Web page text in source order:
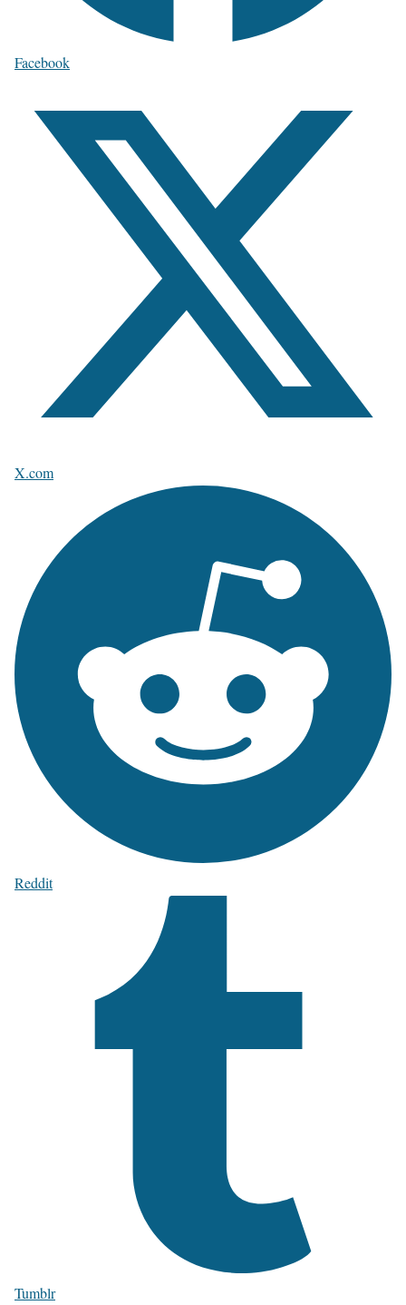
Facebook
X.com
Reddit
Tumblr